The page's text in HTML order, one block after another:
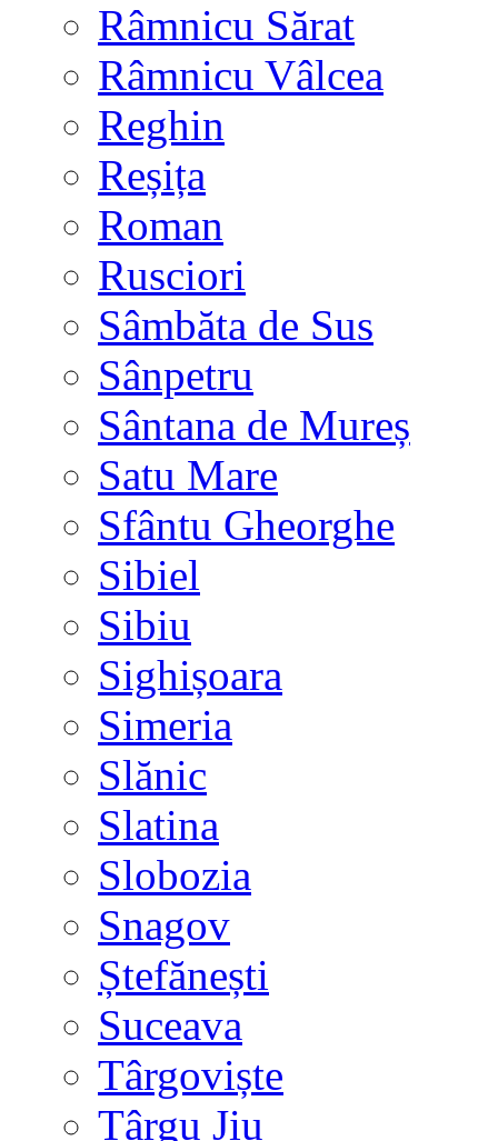
Râmnicu Sărat
Râmnicu Vâlcea
Reghin
Reșița
Roman
Rusciori
Sâmbăta de Sus
Sânpetru
Sântana de Mureș
Satu Mare
Sfântu Gheorghe
Sibiel
Sibiu
Sighișoara
Simeria
Slănic
Slatina
Slobozia
Snagov
Ștefănești
Suceava
Târgoviște
Târgu Jiu